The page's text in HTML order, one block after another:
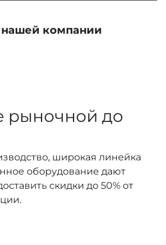
компании
рыночной до
широкая линейка
оборудование дают
скидки до 50% от